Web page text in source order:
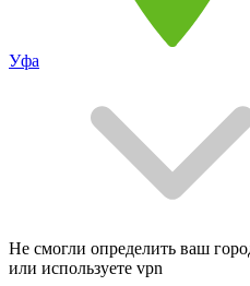
Уфа
Не смогли определить ваш
или используете vpn